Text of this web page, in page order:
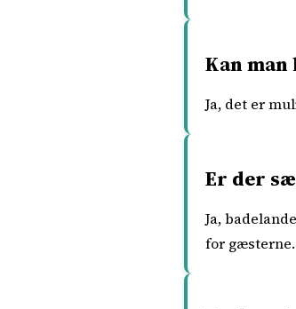
Kan
Ja, det er
Er der
Ja,
for gæsterne.